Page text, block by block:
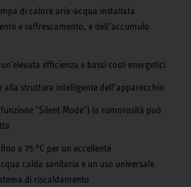
di calore aria-acqua installata
e raffrescamento, e dell’accumulo
efficienza e bassi costi energetici
struttura intelligente dell’apparecchio
"Silent Mode") la rumorosità può
a 75 °C per un eccellente
calda sanitaria e un uso universale
di riscaldamento